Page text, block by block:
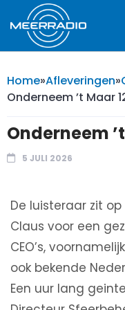
Home»Afleveringen»
Onderneem ’t Maar
Onderneem
5 JULI 2026
De luisteraar zit
Claus voor een
CEO’s,
ook bekende
Een uur lang